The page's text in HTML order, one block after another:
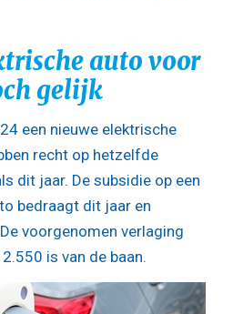
auto voor
gelijk
een nieuwe elektrische
recht op hetzelfde
dit jaar. De subsidie op een
bedraagt dit jaar en
voorgenomen verlaging
is van de baan.